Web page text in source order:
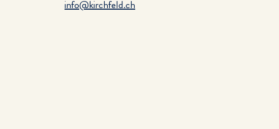
info@kirchfeld.ch